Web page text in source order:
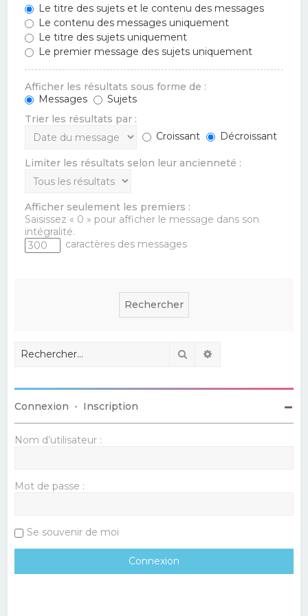
Le titre des sujets et le contenu des messages
Le contenu des messages uniquement
Le titre des sujets uniquement
Le premier message des sujets uniquement
Afficher les résultats sous forme de :
Messages
Sujets
Trier les résultats par :
Croissant
Décroissant
Limiter les résultats selon leur ancienneté :
Afficher seulement les premiers :
Saisissez « 0 » pour afficher le message dans son
intégralité.
caractères des messages
Rechercher
Connexion • Inscription
Nom d’utilisateur :
Mot de passe :
Se souvenir de moi